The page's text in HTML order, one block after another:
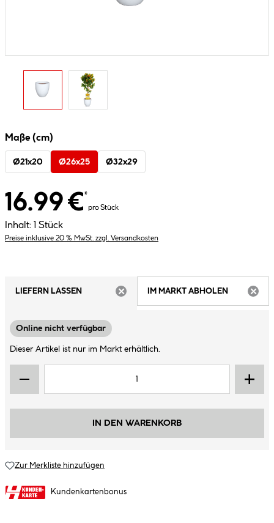
Maße (cm)
Ø21x20 Ø26x25 Ø32x29
16.99 €*
pro Stück
Inhalt: 1 Stück
Preise inklusive 20 % MwSt. zzgl. Versandkosten
LIEFERN LASSEN
IM MARKT ABHOLEN
Online nicht verfügbar
Dieser Artikel ist nur im Markt erhältlich.
IN DEN WARENKORB
Zur Merkliste hinzufügen
Kundenkartenbonus